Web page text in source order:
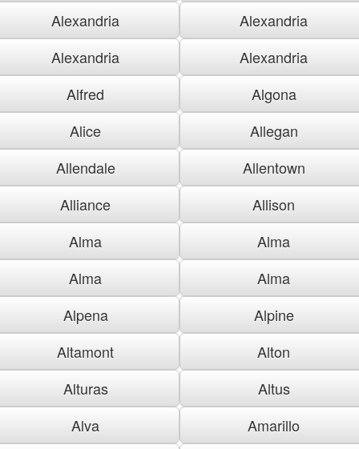
Alexandria
Alexandria
Alexandria
Alexandria
Alfred
Algona
Alice
Allegan
Allendale
Allentown
Alliance
Allison
Alma
Alma
Alma
Alma
Alpena
Alpine
Altamont
Alton
Alturas
Altus
Alva
Amarillo